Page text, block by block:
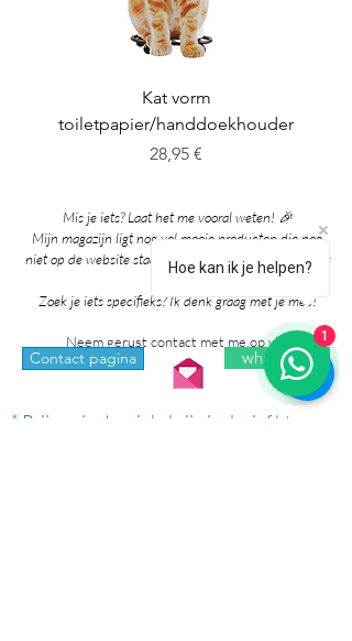
Kat vorm
toiletpapier/handdoekhouder
Preis
28,95 €
Mis je iets? Laat het me vooral weten! 🎉
Mijn magazijn ligt nog vol mooie producten die nog
niet op de website staan. Grote kans dat ik het al voor
Zoek je iets specifieks? Ik denk graag met je mee!
Neem gerust contact met me op via:
Contact pagina whatsapp
* Prijzen in de winkel zijn inclusief btw en
Hoe kan ik je helpen?
1